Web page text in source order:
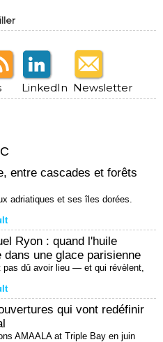
LinkedIn Newsletter
entre cascades et forêts
adriatiques et ses îles dorées.
Ryon : quand l'huile
une glace parisienne
pas dû avoir lieu — et qui révèlent,
qui vont redéfinir
AMAALA at Triple Bay en juin